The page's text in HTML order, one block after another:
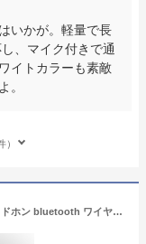
いかが。軽量で長
、マイク付きで通
イトカラーも素敵
。
オーディオテクニカ ATH-SR30BT BK ヘッドホン bluetooth ワイヤレスヘッドホン マイク付 最大70時間再生 ブラック ATH-SR30BT BK